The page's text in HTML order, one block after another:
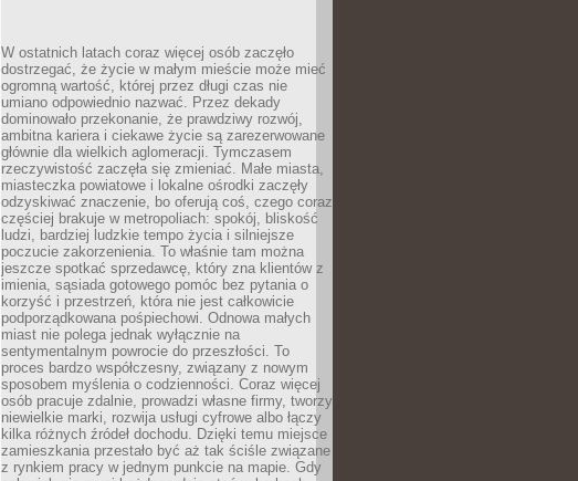
W ostatnich latach coraz więcej osób zaczęło
dostrzegać, że życie w małym mieście może mieć
ogromną wartość, której przez długi czas nie
umiano odpowiednio nazwać. Przez dekady
dominowało przekonanie, że prawdziwy rozwój,
ambitna kariera i ciekawe życie są zarezerwowane
głównie dla wielkich aglomeracji. Tymczasem
rzeczywistość zaczęła się zmieniać. Małe miasta,
miasteczka powiatowe i lokalne ośrodki zaczęły
odzyskiwać znaczenie, bo oferują coś, czego coraz
częściej brakuje w metropoliach: spokój, bliskość
ludzi, bardziej ludzkie tempo życia i silniejsze
poczucie zakorzenienia. To właśnie tam można
jeszcze spotkać sprzedawcę, który zna klientów z
imienia, sąsiada gotowego pomóc bez pytania o
korzyść i przestrzeń, która nie jest całkowicie
podporządkowana pośpiechowi. Odnowa małych
miast nie polega jednak wyłącznie na
sentymentalnym powrocie do przeszłości. To
proces bardzo współczesny, związany z nowym
sposobem myślenia o codzienności. Coraz więcej
osób pracuje zdalnie, prowadzi własne firmy, tworzy
niewielkie marki, rozwija usługi cyfrowe albo łączy
kilka różnych źródeł dochodu. Dzięki temu miejsce
zamieszkania przestało być aż tak ściśle związane
z rynkiem pracy w jednym punkcie na mapie. Gdy